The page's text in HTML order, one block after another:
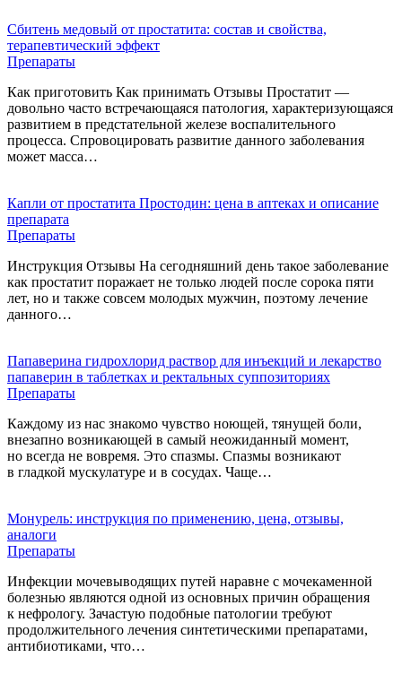
Сбитень медовый от простатита: состав и свойства,
терапевтический эффект
Препараты
Как приготовить Как принимать Отзывы Простатит —
довольно часто встречающаяся патология, характеризующаяся
развитием в предстательной железе воспалительного
процесса. Спровоцировать развитие данного заболевания
может масса…
Капли от простатита Простодин: цена в аптеках и описание
препарата
Препараты
Инструкция Отзывы На сегодняшний день такое заболевание
как простатит поражает не только людей после сорока пяти
лет, но и также совсем молодых мужчин, поэтому лечение
данного…
Папаверина гидрохлорид раствор для инъекций и лекарство
папаверин в таблетках и ректальных суппозиториях
Препараты
Каждому из нас знакомо чувство ноющей, тянущей боли,
внезапно возникающей в самый неожиданный момент,
но всегда не вовремя. Это спазмы. Спазмы возникают
в гладкой мускулатуре и в сосудах. Чаще…
Монурель: инструкция по применению, цена, отзывы,
аналоги
Препараты
Инфекции мочевыводящих путей наравне с мочекаменной
болезнью являются одной из основных причин обращения
к нефрологу. Зачастую подобные патологии требуют
продолжительного лечения синтетическими препаратами,
антибиотиками, что…